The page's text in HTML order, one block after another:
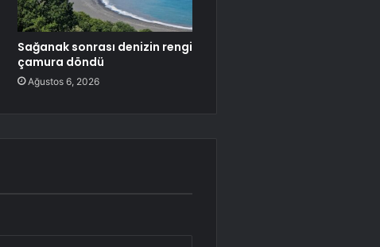
Sağanak sonrası denizin rengi
çamura döndü
Ağustos 6, 2026